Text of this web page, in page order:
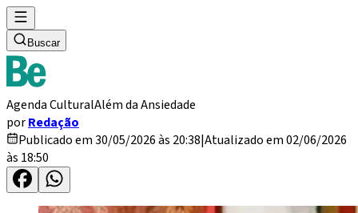
Buscar
Agenda CulturalAlém da Ansiedade
porRedação
Publicado em 30/05/2026 às 20:38|Atualizado em 02/06/2026
às 18:50